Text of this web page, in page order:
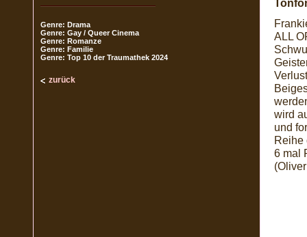
Genre: Drama
Genre: Gay / Queer Cinema
Genre: Romanze
Genre: Familie
Genre: Top 10 der Traumathek 2024
zurück
ALL
wird
und
Reihe
6 mal